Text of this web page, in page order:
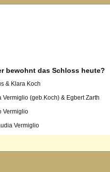
bewohnt das Schloss heute?
& Klara Koch
Vermiglio (geb.Koch) & Egbert Zarth
Vermiglio
Vermiglio